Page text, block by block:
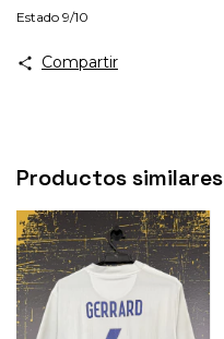
Estado 9/10
Compartir
Productos similares